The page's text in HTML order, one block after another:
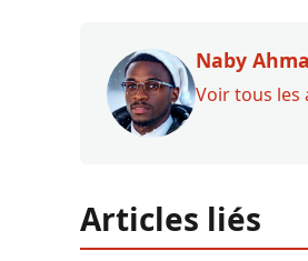
Naby
Voir tous les
Articles liés